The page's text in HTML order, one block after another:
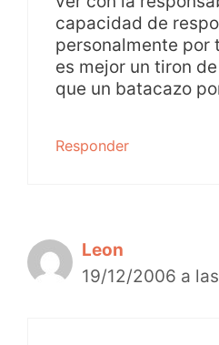
capacidad de
personalmente por
es mejor un tiron
que un batacazo
Responder
Leon
19/12/2006 a